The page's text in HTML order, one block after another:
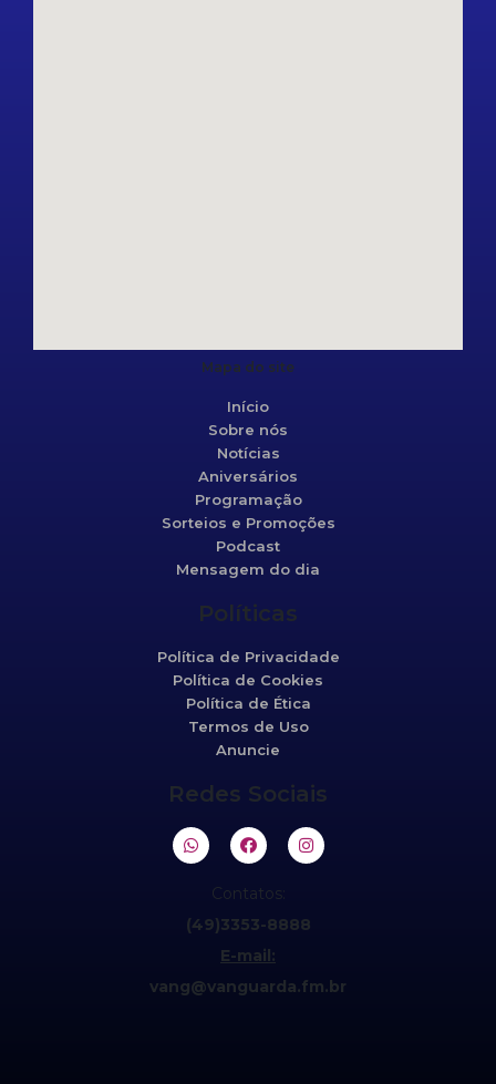
Mapa do site
Início
Sobre nós
Notícias
Aniversários
Programação
Sorteios e Promoções
Podcast
Mensagem do dia
Políticas
Política de Privacidade
Política de Cookies
Política de Ética
Termos de Uso
Anuncie
Redes Sociais
Contatos:
(49)3353-8888
E-mail:
vang@vanguarda.fm.br